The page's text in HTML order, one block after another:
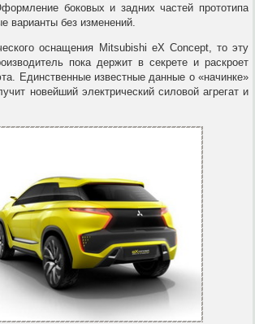
боковых и задних частей прототипа
варианты без изменений.
оснащения Mitsubishi eX Concept, то эту
пока держит в секрете и раскроет
Единственные известные данные о «начинке»
новейший электрический силовой агрегат и